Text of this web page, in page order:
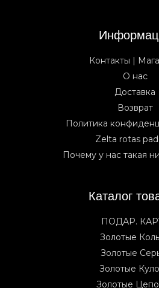
Контакты |
О нас
Доставка
Возврат
Политика
Zelta rotas
Почему у нас такая
Каталог
ПОДАР.
Золотые
Золотые
Золотые
Золотые